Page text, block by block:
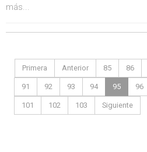
más...
Primera Anterior 85 86
91 92 93 94 95 96
101 102 103 Siguiente